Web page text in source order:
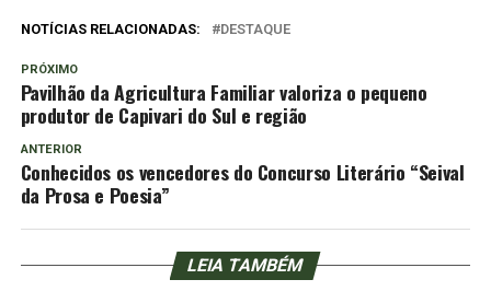
NOTÍCIAS RELACIONADAS: DESTAQUE
PRÓXIMO
Pavilhão da Agricultura Familiar valoriza o pequeno
produtor de Capivari do Sul e região
ANTERIOR
Conhecidos os vencedores do Concurso Literário “Seival
da Prosa e Poesia”
LEIA TAMBÉM